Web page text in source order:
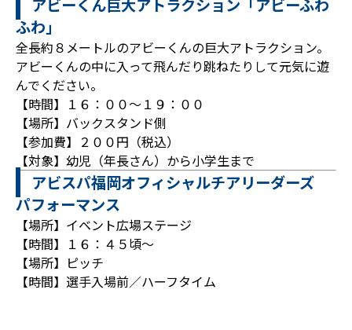
アビーくん巨大アトラクション「アビーふわ
ふわ」
全長約８メートルのアビーくんの巨大アトラクション。
アビーくんの中に入って飛んだり跳ねたりして元気に遊
んでください。
【時間】１６：００～１９：００
【場所】バックスタンド側
【参加費】２００円（税込）
【対象】幼児（年長さん）から小学生まで
アビスパ福岡オフィシャルチアリーダーズ
パフォーマンス
【場所】イベント広場ステージ
【時間】１６：４５頃～
【場所】ピッチ
【時間】選手入場前／ハーフタイム